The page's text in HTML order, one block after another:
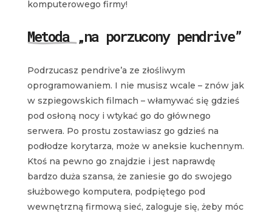
komputerowego firmy!
Metoda „na porzucony pendrive”
Podrzucasz pendrive’a ze złośliwym
oprogramowaniem. I nie musisz wcale – znów jak
w szpiegowskich filmach – włamywać się gdzieś
pod osłoną nocy i wtykać go do głównego
serwera. Po prostu zostawiasz go gdzieś na
podłodze korytarza, może w aneksie kuchennym.
Ktoś na pewno go znajdzie i jest naprawdę
bardzo duża szansa, że zaniesie go do swojego
służbowego komputera, podpiętego pod
wewnętrzną firmową sieć, zaloguje się, żeby móc